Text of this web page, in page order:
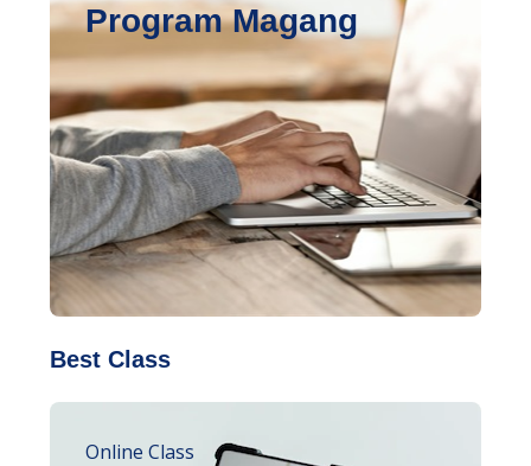
Program Magang
Best Class
Online Class